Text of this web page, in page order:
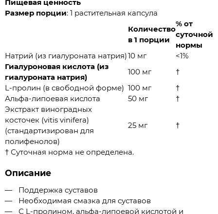
Пищевая ценность
Размер порции: 1 растительная капсула
Количество
в 1 порции
% от
суточной
нормы
Натрий (из гиалуроната натрия)10 мг
<1%
Гиалуроновая кислота (из
гиалуроната натрия)
100 мг
†
L-пролин (в свободной форме) 100 мг
†
Альфа-липоевая кислота
50 мг
†
Экстракт виноградных
косточек (vitis vinifera)
(стандартизирован для
полифенолов)
25 мг †
† Суточная норма не определена.
Описание
Поддержка суставов
Необходимая смазка для суставов
С L-пролином, альфа-липоевой кислотой и